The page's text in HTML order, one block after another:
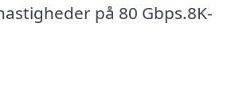
på 80 Gbps.8K-